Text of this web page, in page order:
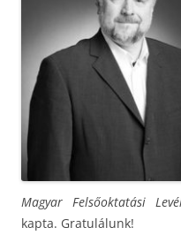
Magyar Felsőoktatási
kapta. Gratulálunk!